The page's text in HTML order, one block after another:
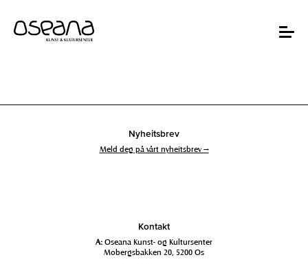
innhold
navigasjon
Toggle
Nyheitsbrev
Meld deg på vårt nyheitsbrev →
Kontakt
A: Oseana Kunst- og Kultursenter
Mobergsbakken 20, 5200 Os